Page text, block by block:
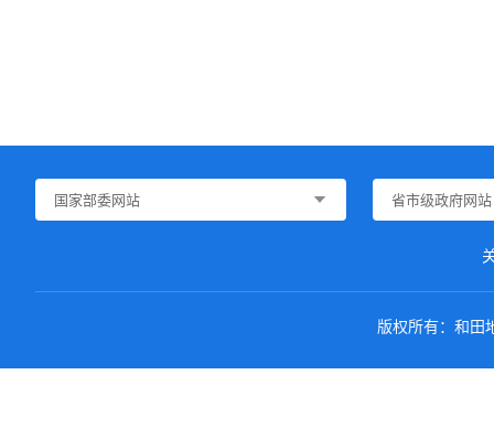
国家部委网站 省市级政府网站
版权所有：和田